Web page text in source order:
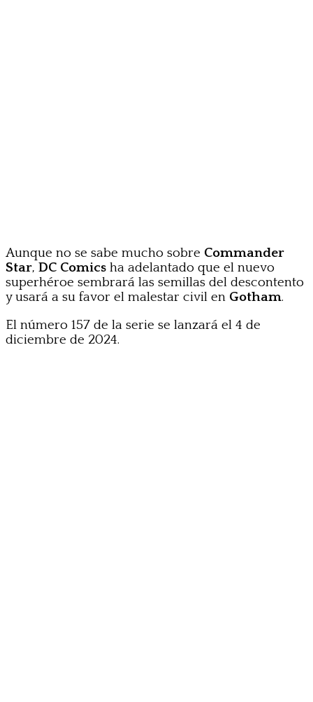
Aunque no se sabe mucho sobre Commander
Star, DC Comics ha adelantado que el nuevo
superhéroe sembrará las semillas del descontento
y usará a su favor el malestar civil en Gotham.
El número 157 de la serie se lanzará el 4 de
diciembre de 2024.